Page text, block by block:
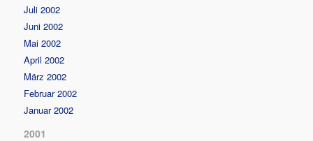
Juli 2002
Juni 2002
Mai 2002
April 2002
März 2002
Februar 2002
Januar 2002
2001